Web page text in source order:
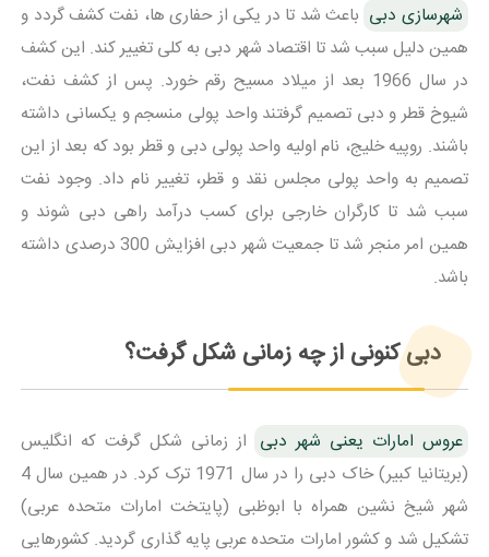
شهرسازی دبی باعث شد تا در یکی از حفاری ها، نفت کشف گردد و
همین دلیل سبب شد تا اقتصاد شهر دبی به کلی تغییر کند. این کشف
در سال 1966 بعد از میلاد مسیح رقم خورد. پس از کشف نفت،
شیوخ قطر و دبی تصمیم گرفتند واحد پولی منسجم و یکسانی داشته
باشند. روپیه خلیج، نام اولیه واحد پولی دبی و قطر بود که بعد از این
تصمیم به واحد پولی مجلس نقد و قطر، تغییر نام داد. وجود نفت
سبب شد تا کارگران خارجی برای کسب درآمد راهی دبی شوند و
همین امر منجر شد تا جمعیت شهر دبی افزایش 300 درصدی داشته
باشد.
دبی کنونی از چه زمانی شکل گرفت؟
عروس امارات یعنی شهر دبی از زمانی شکل گرفت که انگلیس
(بریتانیا کبیر) خاک دبی را در سال 1971 ترک کرد. در همین سال 4
شهر شیخ نشین همراه با ابوظبی (پایتخت امارات متحده عربی)
تشکیل شد و کشور امارات متحده عربی پایه گذاری گردید. کشورهایی